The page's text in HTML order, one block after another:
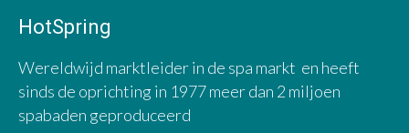
HotSpring
Wereldwijd marktleider in de spa markt en heeft
sinds de oprichting in 1977 meer dan 2 miljoen
spabaden geproduceerd